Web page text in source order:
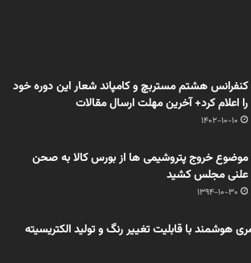
کنفرانس هشتم مستربچ و کامپاند شعار این دوره خود
را اعلام کرد+ آخرین مهلت ارسال مقالات
1402-10-10
موضوع خروج پتروشیمی ها از بورس کالا به صحن
علنی مجلس کشید
1394-10-30
با قابلیت تغییر رنگ و تولید الکتریسیته